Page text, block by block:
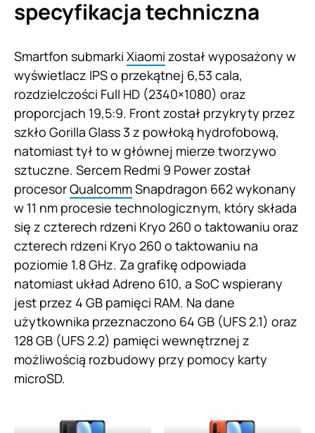
specyfikacja techniczna
Smartfon submarki Xiaomi został wyposażony w
wyświetlacz IPS o przekątnej 6,53 cala,
rozdzielczości Full HD (2340×1080) oraz
proporcjach 19,5:9. Front został przykryty przez
szkło Gorilla Glass 3 z powłoką hydrofobową,
natomiast tył to w głównej mierze tworzywo
sztuczne. Sercem Redmi 9 Power został
procesorQualcommSnapdragon 662 wykonany
w 11 nm procesie technologicznym, który składa
się z czterech rdzeni Kryo 260 o taktowaniu oraz
czterech rdzeni Kryo 260 o taktowaniu na
poziomie 1.8 GHz. Za grafikę odpowiada
natomiast układ Adreno 610, a SoC wspierany
jest przez 4 GB pamięci RAM. Na dane
użytkownika przeznaczono 64 GB (UFS 2.1) oraz
128 GB (UFS 2.2) pamięci wewnętrznej z
możliwością rozbudowy przy pomocy karty
microSD.